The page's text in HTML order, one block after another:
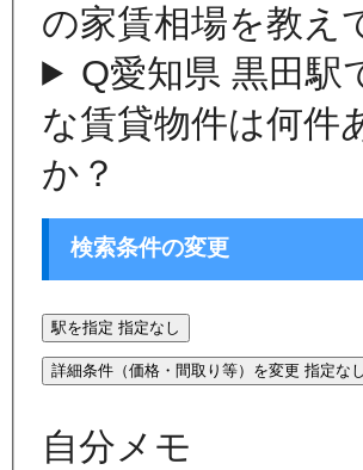
の家賃相場を教え
Q愛知県 黒田駅
な賃貸物件は何件
か？
検索条件の変更
駅を指定 指定なし
詳細条件（価格・間取り等）を変更 指定なし
自分メモ